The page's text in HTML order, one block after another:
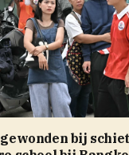
gewonden bij